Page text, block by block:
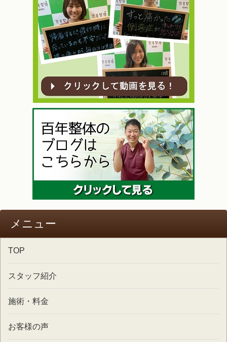
メニュー
TOP
スタッフ紹介
施術・料金
お客様の声